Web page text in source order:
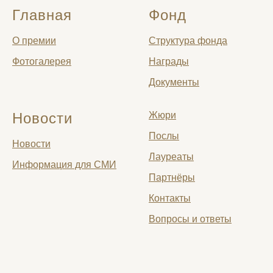
Главная
О премии
Фотогалерея
Фонд
Структура фонда
Награды
Документы
Новости
Новости
Информация для СМИ
Жюри
Послы
Лауреаты
Партнёры
Контакты
Вопросы и ответы